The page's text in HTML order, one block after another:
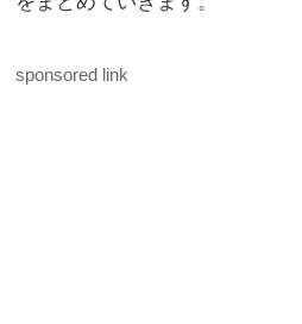
sponsored link